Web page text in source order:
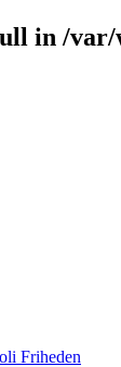
in /var/
Friheden